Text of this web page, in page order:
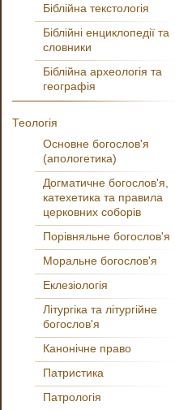
Біблійна текстологія
Біблійні енциклопедії та
словники
Біблійна археологія та
географія
Теологія
Основне богослов'я
(апологетика)
Догматичне богослов'я,
катехетика та правила
церковних соборів
Порівняльне богослов'я
Моральне богослов'я
Еклезіологія
Літургіка та літургійне
богослов'я
Канонічне право
Патристика
Патрологія